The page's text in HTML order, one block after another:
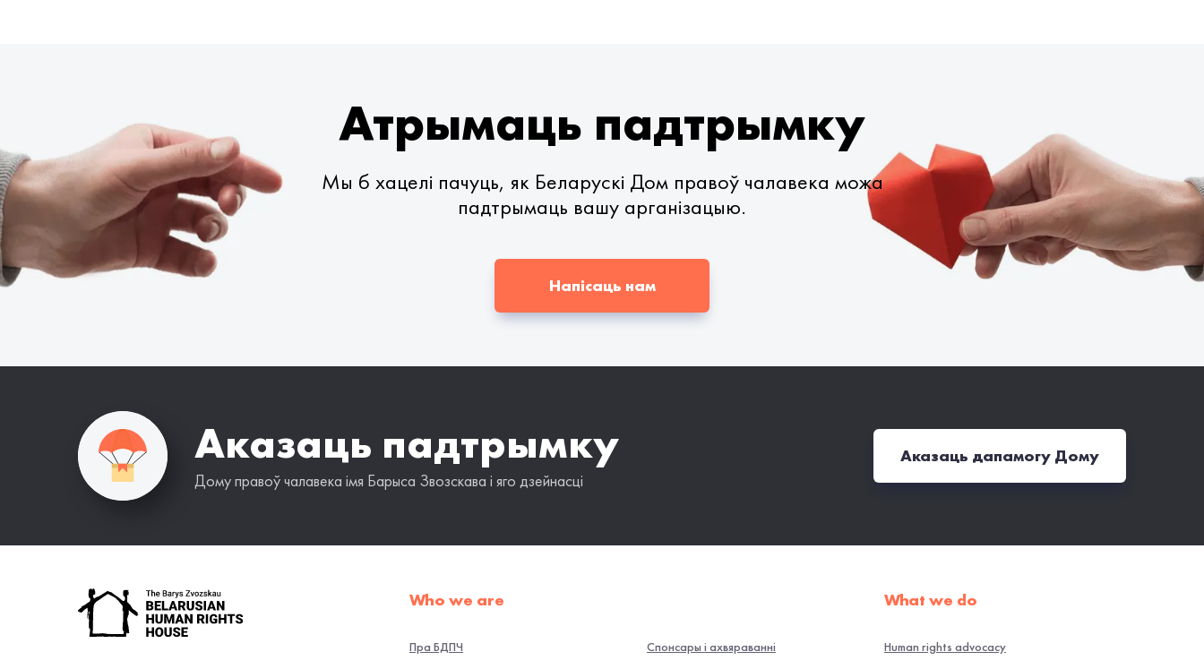
Атрымаць падтрымку
Мы б хацелі пачуць, як Беларускі Дом правоў чалавека можа
падтрымаць вашу арганізацыю.
Напісаць нам
Аказаць падтрымку
Дому правоў чалавека імя Барыса Звозскава і яго дзейнасці
Аказаць дапамогу Дому
Who we are
Пра БДПЧ
Спонсары і ахвяраванні
What we do
Human rights advocacy